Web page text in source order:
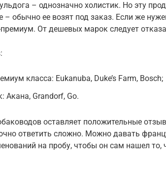
– однозначно холистик. Но эту
– обычно ее возят под заказ. Если же
премиум. От дешевых марок следует
класса: Eukanuba, Duke’s Farm, Bosch;
Акана, Grandorf, Go.
оставляет положительные
ответить сложно. Можно давать
на пробу, чтобы он сам нашел то,